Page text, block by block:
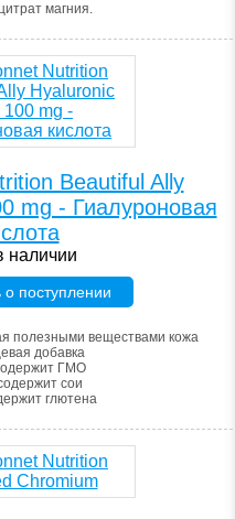
магния.
Beautiful Ally
mg - Гиалуроновая
наличии
поступлении
полезными веществами кожа
добавка
ГМО
сои
глютена